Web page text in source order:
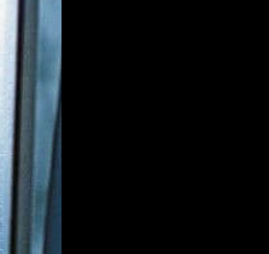
sécurisées
Disponibilité Niveau 7 CEC
de Solutions IA - Niveau 7
Commercial - Niveau 6
Traffic Manager)
équipements de sécurité
(Niveau Initiation)
Cisco CCNA
Linux Avancée